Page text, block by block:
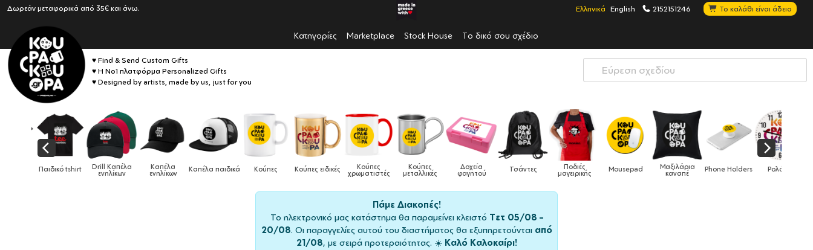
Δωρεάν μεταφορικά από 35€ και άνω. Ελληνικά English 2152151246 Το καλάθι είναι άδειο
Κατηγορίες Marketplace Stock House Το δικό σου σχέδιο
♥ Find & Send Custom Gifts
♥ Η No1 πλατφόρμα Personalized Gifts
♥ Designed by artists, made by us, just for you
Drill Καπέλα
ενηλίκων
Καπέλα
ενηλίκων Καπέλα παιδικά Κούπες Κούπες ειδικές Κούπες
χρωματιστές
Κούπες
μεταλλικές
Δοχεία
φαγητού Τσάντες Ποδιές
μαγειρικής Mousepad Μαξιλάρια
καναπέ Phone Holders Ρολόγια Βρεφικά
Πάμε Διακοπές!
Το ηλεκτρονικό μας κατάστημα θα παραμείνει κλειστό Τετ 05/08 –
20/08. Οι παραγγελίες αυτού του διαστήματος θα εξυπηρετούνται από
21/08, με σειρά προτεραιότητας. ☀️ Καλό Καλοκαίρι!